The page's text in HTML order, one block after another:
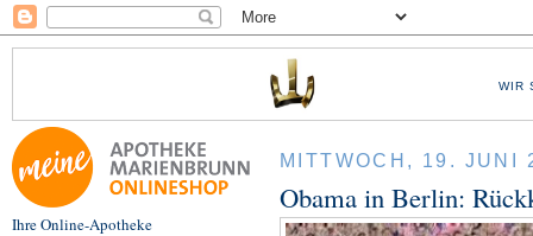
WIR
Ihre Online-Apotheke
MITTWOCH, 19. JUNI
Obama in Berlin: